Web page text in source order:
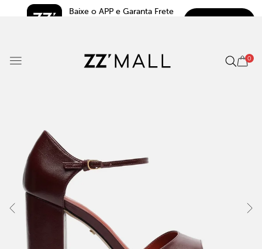
Baixe o APP e Garanta Frete
0